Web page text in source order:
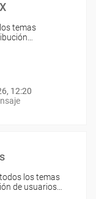
temas
12:20
los temas
de usuarios…